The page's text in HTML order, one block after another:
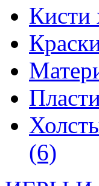
Кисти
(6)